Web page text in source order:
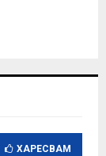
ХАРЕСВАМ